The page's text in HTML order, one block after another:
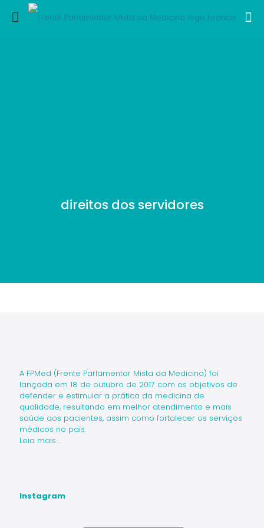
direitos dos servidores
A FPMed (Frente Parlamentar Mista da Medicina) foi
lançada em 18 de outubro de 2017 com os objetivos de
defender e estimular a prática da medicina de
qualidade, resultando em melhor atendimento e mais
saúde aos pacientes, assim como fortalecer os serviços
médicos no país.
Leia mais…
Instagram